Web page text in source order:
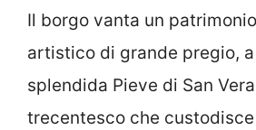
Il borgo vanta un
artistico di grande pregio,
splendida Pieve di San
trecentesco che